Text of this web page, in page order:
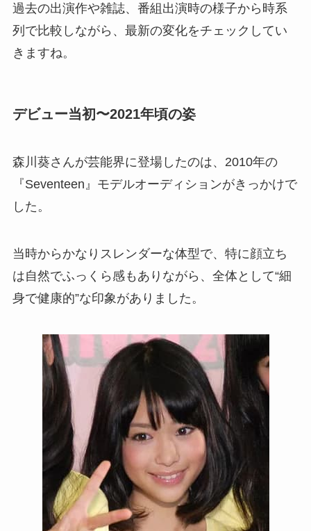
過去の出演作や雑誌、番組出演時の様子から時系
列で比較しながら、最新の変化をチェックしてい
きますね。
デビュー当初〜2021年頃の姿
森川葵さんが芸能界に登場したのは、2010年の
『Seventeen』モデルオーディションがきっかけで
した。
当時からかなりスレンダーな体型で、特に顔立ち
は自然でふっくら感もありながら、全体として“細
身で健康的”な印象がありました。